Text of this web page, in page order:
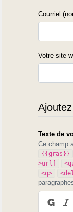
Courriel
Votre site
Texte de
Ce champ
{{gras}}
>url]
<q>